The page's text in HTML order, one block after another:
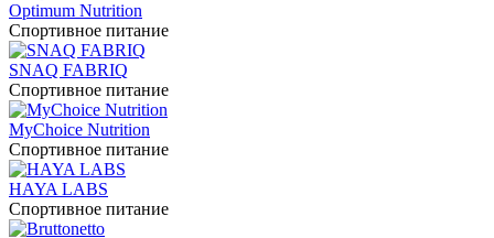
Optimum Nutrition
Спортивное питание
SNAQ FABRIQ
Спортивное питание
MyChoice Nutrition
Спортивное питание
HAYA LABS
Спортивное питание